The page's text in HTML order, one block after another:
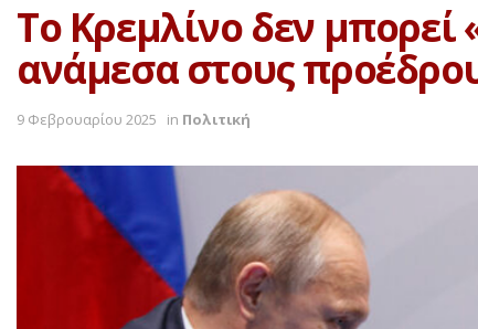
Το Κρεμλίνο δεν μπορεί
ανάμεσα στους
9 Φεβρουαρίου 2025 in Πολιτική